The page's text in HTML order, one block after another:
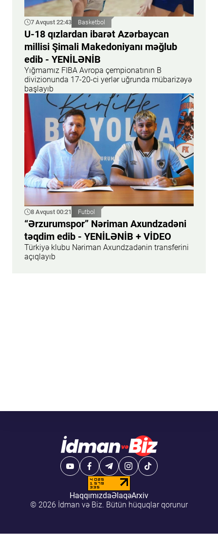
7 Avqust 22:43 Basketbol
U-18 qızlardan ibarət Azərbaycan
millisi Şimali Makedoniyanı məğlub
edib - YENİLƏNİB
Yığmamız FIBA Avropa çempionatının B
divizionunda 17-20-ci yerlər uğrunda mübarizəyə
başlayıb
8 Avqust 00:21 Futbol
“Ərzurumspor” Nəriman Axundzadəni
təqdim edib - YENİLƏNİB + VİDEO
Türkiyə klubu Nəriman Axundzadənin transferini
açıqlayıb
HaqqımızdaƏlaqəArxiv
© 2026 İdman və Biz. Bütün hüquqlar qorunur